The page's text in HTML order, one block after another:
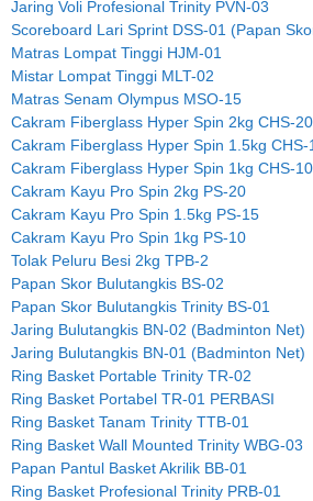
Jaring Voli Profesional Trinity PVN-03
Scoreboard Lari Sprint DSS-01 (Papan
Matras Lompat Tinggi HJM-01
Mistar Lompat Tinggi MLT-02
Matras Senam Olympus MSO-15
Cakram Fiberglass Hyper Spin 2kg CHS-20
Cakram Fiberglass Hyper Spin 1.5kg CHS-
Cakram Fiberglass Hyper Spin 1kg CHS-10
Cakram Kayu Pro Spin 2kg PS-20
Cakram Kayu Pro Spin 1.5kg PS-15
Cakram Kayu Pro Spin 1kg PS-10
Tolak Peluru Besi 2kg TPB-2
Papan Skor Bulutangkis BS-02
Papan Skor Bulutangkis Trinity BS-01
Jaring Bulutangkis BN-02 (Badminton Net)
Jaring Bulutangkis BN-01 (Badminton Net)
Ring Basket Portable Trinity TR-02
Ring Basket Portabel TR-01 PERBASI
Ring Basket Tanam Trinity TTB-01
Ring Basket Wall Mounted Trinity WBG-03
Papan Pantul Basket Akrilik BB-01
Ring Basket Profesional Trinity PRB-01